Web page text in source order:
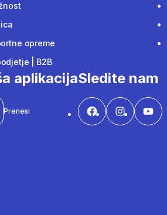
opreme
| B2B
aplikacija
Prenesi
Sledite nam